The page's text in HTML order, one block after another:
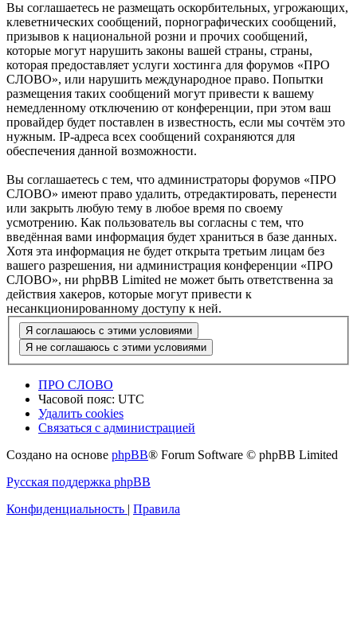
Вы соглашаетесь не размещать оскорбительных, угрожающих,
клеветнических сообщений, порнографических сообщений,
призывов к национальной розни и прочих сообщений,
которые могут нарушить законы вашей страны, страны,
которая предоставляет услуги хостинга для форумов «ПРО
СЛОВО», или нарушить международное право. Попытки
размещения таких сообщений могут привести к вашему
немедленному отключению от конференции, при этом ваш
провайдер будет поставлен в известность, если мы сочтём это
нужным. IP-адреса всех сообщений сохраняются для
обеспечения данной возможности.
Вы соглашаетесь с тем, что администраторы форумов «ПРО
СЛОВО» имеют право удалить, отредактировать, перенести
или закрыть любую тему в любое время по своему
усмотрению. Как пользователь вы согласны с тем, что
введённая вами информация будет храниться в базе данных.
Хотя эта информация не будет открыта третьим лицам без
вашего разрешения, ни администрация конференции «ПРО
СЛОВО», ни phpBB Limited не может быть ответственна за
действия хакеров, которые могут привести к
несанкционированному доступу к ней.
ПРО СЛОВО
Часовой пояс: UTC
Удалить cookies
Связаться с администрацией
Создано на основе phpBB® Forum Software © phpBB Limited
Русская поддержка phpBB
Конфиденциальность | Правила